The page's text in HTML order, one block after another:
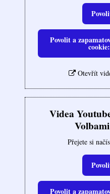
Povolit a
Otevřít
Videa
Přejete si
Povolit a